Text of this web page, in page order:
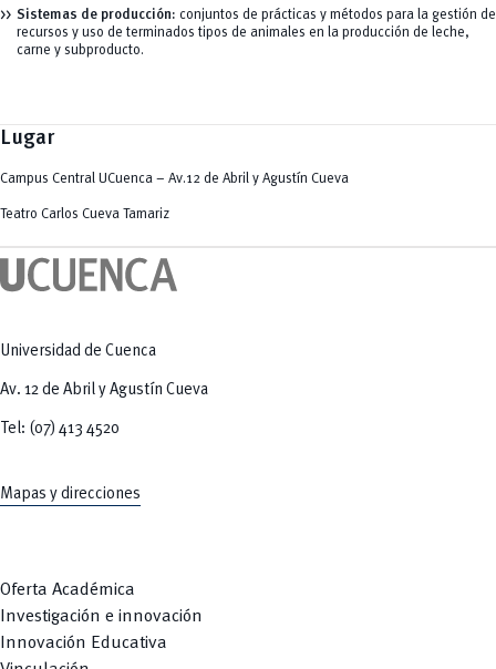
Sistemas de producción: conjuntos de prácticas y métodos para la gestión de
recursos y uso de terminados tipos de animales en la producción de leche,
carne y subproducto.
Lugar
Campus Central UCuenca – Av.12 de Abril y Agustín Cueva
Teatro Carlos Cueva Tamariz
Universidad de Cuenca
Av. 12 de Abril y Agustín Cueva
Tel: (07) 413 4520
Mapas y direcciones
Oferta Académica
Investigación e innovación
Innovación Educativa